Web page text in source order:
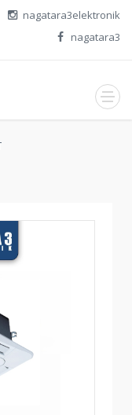
nagatara3elektronik
nagatara3